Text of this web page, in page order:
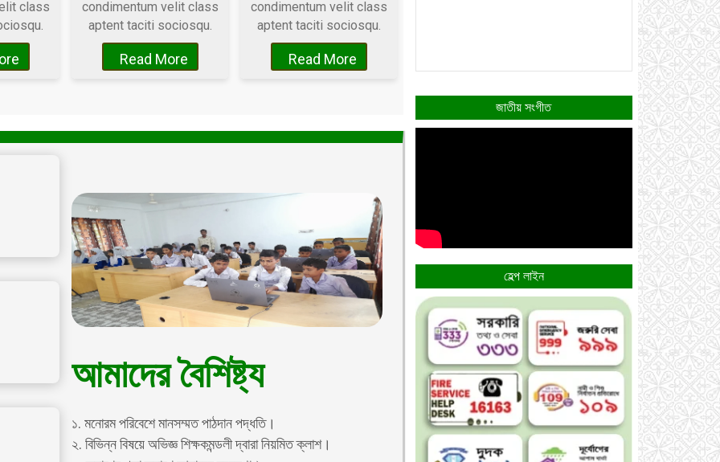
class
condimentum velit class
aptent taciti sociosqu.
Read More
condimentum velit class
aptent taciti sociosqu.
Read More
আমাদের বৈশিষ্ট্য
১. মনোরম পরিবেশে মানসম্মত পাঠদান পদ্ধতি।
২. বিভিন্ন বিষয়ে অভিজ্ঞ শিক্ষকমন্ডলী দ্বারা নিয়মিত ক্লাশ।
জাতীয় সংগীত
হেল্প লাইন